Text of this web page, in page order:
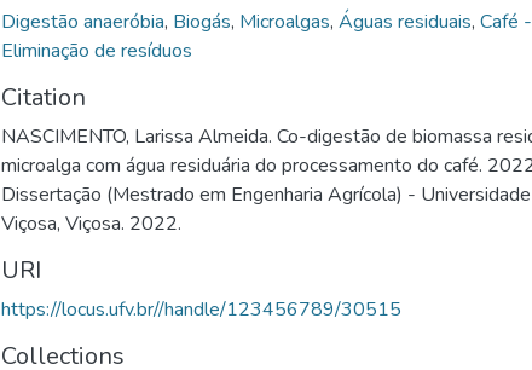
Digestão anaeróbia, Biogás, Microalgas, Águas residuais, Café
Eliminação de resíduos
Citation
NASCIMENTO, Larissa Almeida. Co-digestão de biomassa
microalga com água residuária do processamento do café.
Dissertação (Mestrado em Engenharia Agrícola) -
Viçosa, Viçosa. 2022.
URI
https://locus.ufv.br//handle/123456789/30515
Collections